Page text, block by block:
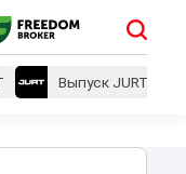
Выпуск JURT